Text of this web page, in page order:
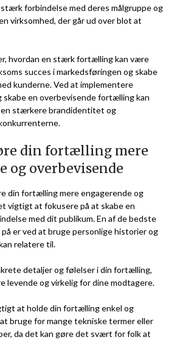
forbindelse med deres målgruppe og
virksomhed, der går ud over blot at
hvordan en stærk fortælling kan være
succes i markedsføringen og skabe
kunderne. Ved at implementere
en overbevisende fortælling kan
en stærkere brandidentitet og
din fortælling mere
og overbevisende
din fortælling mere engagerende og
vigtigt at fokusere på at skabe en
med dit publikum. En af de bedste
er ved at bruge personlige historier og
relatere til.
detaljer og følelser i din fortælling,
levende og virkelig for dine modtagere.
at holde din fortælling enkel og
bruge for mange tekniske termer eller
da det kan gøre det svært for folk at